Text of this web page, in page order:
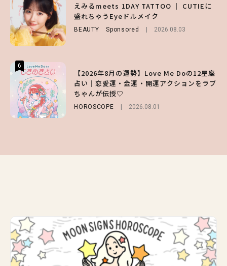
えみるmeets 1DAY TATTOO ｜ CUTIEに
盛れちゃうEyeドルメイク
BEAUTY Sponsored 2026.08.03
6
【2026年8月の運勢】Love Me Doの12星座
占い｜恋愛運・金運・開運アクションをラブ
ちゃんが伝授♡
HOROSCOPE 2026.08.01
【SNIDEL】長濱ねるとロマンティックトラ
ッドな秋はじめ｜2026秋の新作コーデ4選
FASHION Sponsored 2026.07.10
6
【ALD1】グループの魅力＆素顔に迫る♡ 一
問一答をお届け！【sweet web独占】
月直伝♡ ドライシャンプー「バティスト」
を使ったプロ級スタイリング3選
Sponsored
6
【GU】夏の“主役級”アイテム決定！ヘルシ
ー＆可愛すぎる「大人の肌見せ」トップス3
選
FASHION 2026.07.19